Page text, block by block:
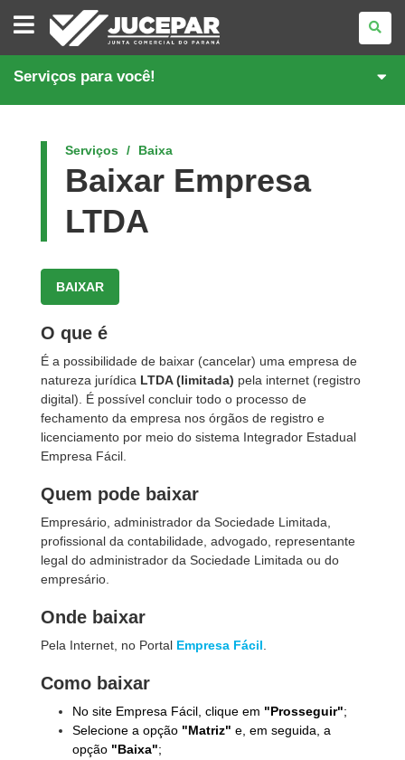
JUNTA
COMERCIAL
DO
PARANÁ
Serviços para você!
Serviços Baixa
Baixar Empresa
LTDA
BAIXAR
O que é
É a possibilidade de baixar (cancelar) uma empresa de
natureza jurídica LTDA (limitada) pela internet (registro
digital). É possível concluir todo o processo de
fechamento da empresa nos órgãos de registro e
licenciamento por meio do sistema Integrador Estadual
Empresa Fácil.
Quem pode baixar
Empresário, administrador da Sociedade Limitada,
profissional da contabilidade, advogado, representante
legal do administrador da Sociedade Limitada ou do
empresário.
Onde baixar
Pela Internet, no Portal Empresa Fácil
Como baixar
No site Empresa Fácil, clique em "Prosseguir";
Selecione a opção "Matriz" e, em seguida, a
opção "Baixa";